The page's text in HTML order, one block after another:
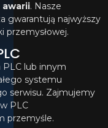
awarii. Nasze
gwarantują najwyższy
przemysłowej.
lub innym
systemu
serwisu. Zajmujemy
PLC
przemyśle.